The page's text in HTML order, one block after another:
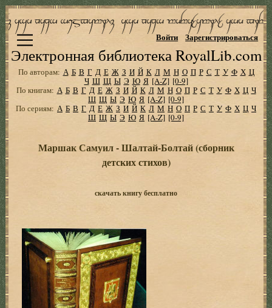
Электронная библиотека RoyalLib.com
Войти Зарегистрироваться
По авторам: А Б В Г Д Е Ж З И Й К Л М Н О П Р С Т У Ф Х Ц
Ч Ш Щ Ы Э Ю Я [A-Z] [0-9]
По книгам: А Б В Г Д Е Ж З И Й К Л М Н О П Р С Т У Ф Х Ц Ч
Ш Щ Ы Э Ю Я [A-Z] [0-9]
По сериям: А Б В Г Д Е Ж З И Й К Л М Н О П Р С Т У Ф Х Ц Ч
Ш Щ Ы Э Ю Я [A-Z] [0-9]
Маршак Самуил - Шалтай-Болтай (сборник
детских стихов)
скачать книгу бесплатно